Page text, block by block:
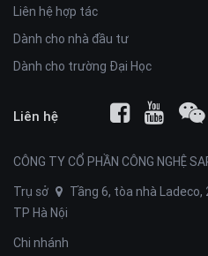
Liên hệ hợp tác
Dành cho nhà đầu tư
Dành cho trường Đại Học
Liên hệ
CÔNG TY CỔ PHẦN CÔNG NGHỆ
Trụ sở
Tầng 6, tòa nhà Ladeco,
TP Hà Nội
Chi nhánh